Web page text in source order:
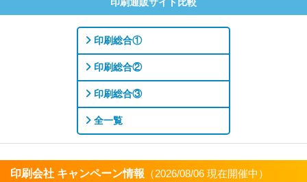
印刷総合①
印刷総合②
印刷総合③
全一覧
印刷会社 キャンペーン情報 （2026/08/06 現在開催中）